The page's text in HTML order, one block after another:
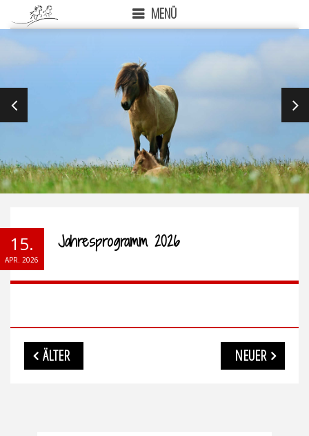
MENÜ
15.
APR. 2026
Jahresprogramm 2026
Beitragsnavigation
ÄLTER NEUER